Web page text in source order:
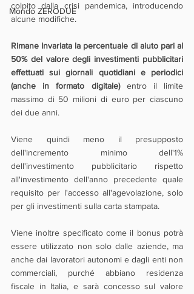
Mondo ZERODUE
colpito dalla crisi pandemica, introducendo
alcune modifiche.
Rimane Invariata la percentuale di aiuto pari al
50% del valore degli investimenti pubblicitari
effettuati sui giornali quotidiani e periodici
(anche in formato digitale) entro il limite
massimo di 50 milioni di euro per ciascuno
dei due anni.
Viene quindi meno il presupposto
dell'incremento minimo dell'1%
dell'investimento pubblicitario rispetto
all'investimento dell'anno precedente quale
requisito per l'accesso all'agevolazione, solo
per gli investimenti sulla carta stampata.
Viene inoltre specificato come il bonus potrà
essere utilizzato non solo dalle aziende, ma
anche dai lavoratori autonomi e dagli enti non
commerciali, purché abbiano residenza
fiscale in Italia, e sarà concesso sul valore